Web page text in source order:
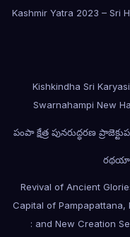
Kashmir Yatra 2023 – Sri
Kishkindha Sri
Swarnahampi New
పంపా క్షేత్ర పునరుద్ధరణ ప్రాజెక్టు
Revival of Ancient
Capital of Pampapattana,
: and New Creation